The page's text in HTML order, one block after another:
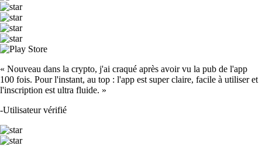
« Nouveau dans la crypto, j'ai craqué après avoir vu la pub de l'app
100 fois. Pour l'instant, au top : l'app est super claire, facile à utiliser et
l'inscription est ultra fluide. »
-Utilisateur vérifié